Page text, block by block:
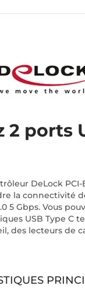
2 ports
DeLock PCI-
la connectivité
5 Gbps. Vous
USB Type C
des lecteurs de